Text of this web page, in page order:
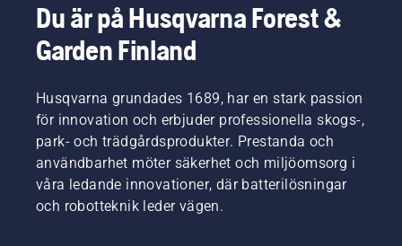
Du är på Husqvarna Forest &
Garden Finland
Husqvarna grundades 1689, har en stark passion
för innovation och erbjuder professionella skogs-,
park- och trädgårdsprodukter. Prestanda och
användbarhet möter säkerhet och miljöomsorg i
våra ledande innovationer, där batterilösningar
och robotteknik leder vägen.